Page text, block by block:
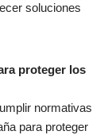
soluciones
proteger los
normativas
para proteger